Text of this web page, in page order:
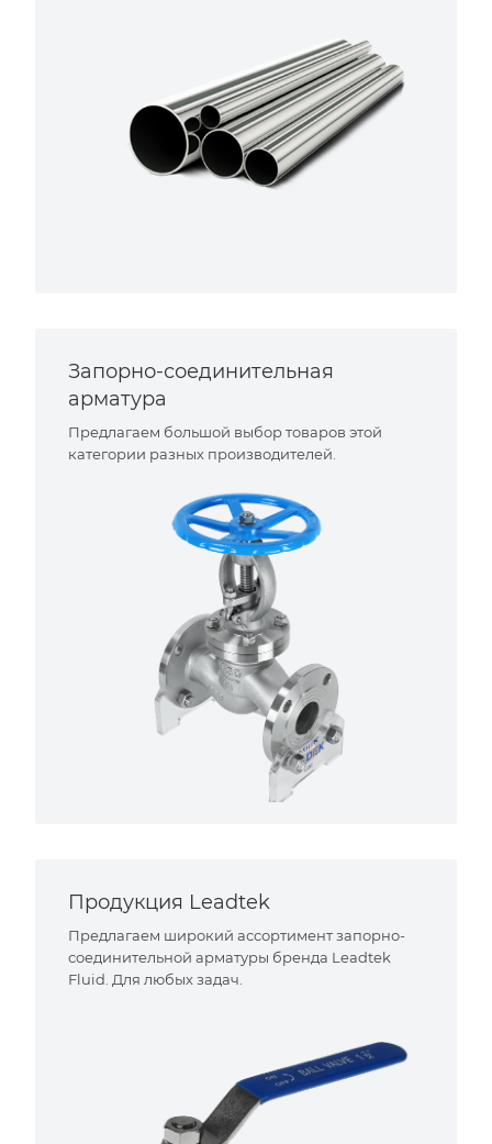
Запорно-соединительная
арматура
Предлагаем большой выбор товаров этой
категории разных производителей.
Продукция Leadtek
Предлагаем широкий ассортимент запорно-
соединительной арматуры бренда Leadtek
Fluid. Для любых задач.